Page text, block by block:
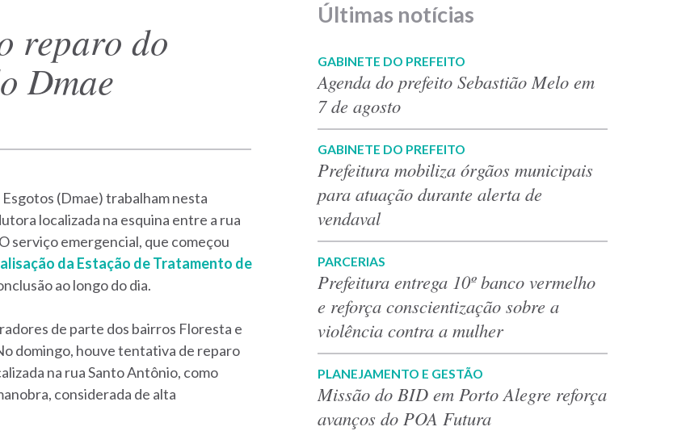
reparo do
Dmae
(Dmae) trabalham nesta
localizada na esquina entre a rua
serviço emergencial, que começou
da Estação de Tratamento de
ao longo do dia.
de parte dos bairros Floresta e
domingo, houve tentativa de reparo
na rua Santo Antônio, como
considerada de alta
Últimas notícias
GABINETE DO PREFEITO
Agenda do prefeito Sebastião Melo em
7 de agosto
GABINETE DO PREFEITO
Prefeitura mobiliza órgãos municipais
para atuação durante alerta de
vendaval
PARCERIAS
Prefeitura entrega 10º banco vermelho
e reforça conscientização sobre a
violência contra a mulher
PLANEJAMENTO E GESTÃO
Missão do BID em Porto Alegre reforça
avanços do POA Futura